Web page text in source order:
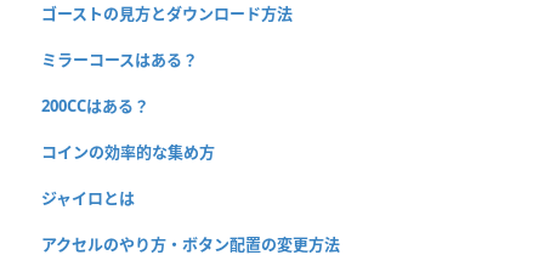
ゴーストの見方とダウンロード方法
ミラーコースはある？
200CCはある？
コインの効率的な集め方
ジャイロとは
アクセルのやり方・ボタン配置の変更方法